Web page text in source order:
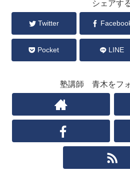
シェアす
Twitter
Pocket LINE
塾講師 青木をフ